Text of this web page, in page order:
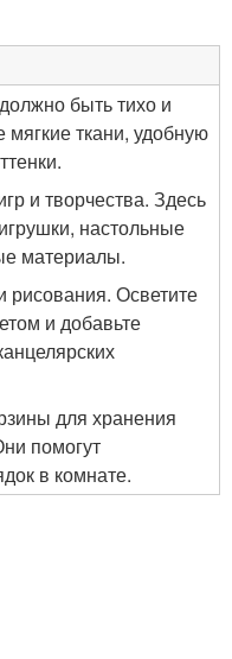
быть тихо и
мягкие ткани, удобную
и творчества. Здесь
настольные
материалы.
рисования. Осветите
и добавьте
для хранения
помогут
в комнате.